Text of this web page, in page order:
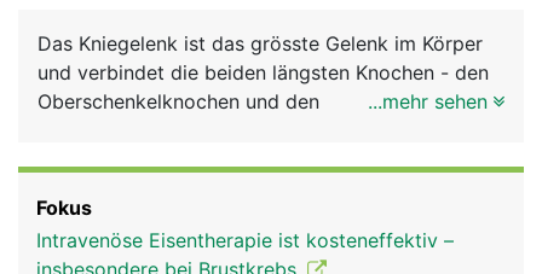
News
Rubriken
Das Kniegelenk ist das grösste Gelenk im Körper
und verbindet die beiden längsten Knochen - den
Oberschenkelknochen und den
ist eine komplizierte Konstruktion aus Knochen,
Knorpel, Bändern und Sehnen. Genau betrachtet ist
...mehr sehen
Fokus
Intravenöse Eisentherapie ist kosteneffektiv –
insbesondere bei Brustkrebs